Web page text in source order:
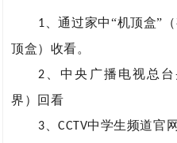
1 、通过家中“机顶盒”
顶盒）收看。
2 、中央广播电视总
界）回看
3、CCTV中学生频道官